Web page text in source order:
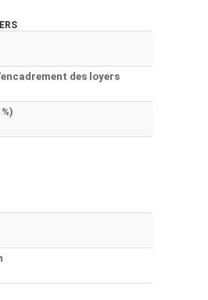
des loyers